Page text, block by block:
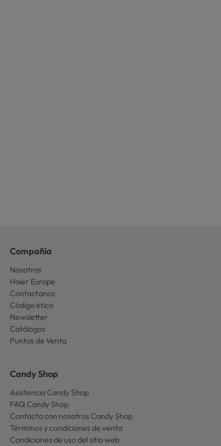
Compañía
Nosotros
Haier Europe
Contactanos
Código ético
Newsletter
Catálogos
Puntos de Venta
Candy Shop
Asistencia Candy Shop
FAQ Candy Shop
Contacta con nosotros Candy Shop
Términos y condiciones de venta
Condiciones de uso del sitio web